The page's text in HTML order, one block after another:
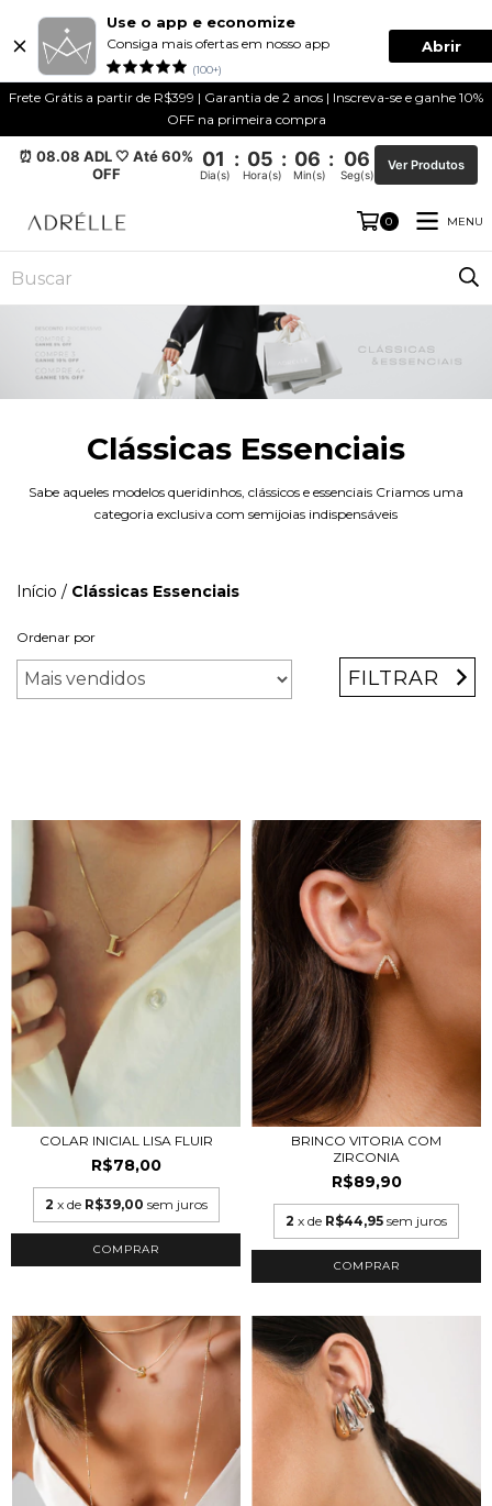
Use o app e economize
Consiga mais ofertas em nosso app
(100+)
Abrir
Frete Grátis a partir de R$399 | Garantia de 2 anos | Inscreva-se e ganhe 10%
OFF na primeira compra
⏰ 08.08 ADL 🤍 Até 60%
OFF
01 : 05 : 06 : 05
Dia(s) Hora(s) Min(s) Seg(s)
Ver Produtos
0 MENU
Clássicas Essenciais
Sabe aqueles modelos queridinhos, clássicos e essenciais Criamos uma
categoria exclusiva com semijoias indispensáveis
Início / Clássicas Essenciais
Ordenar por
FILTRAR
COLAR INICIAL LISA FLUIR
R$78,00
2 x de R$39,00 sem juros
COMPRAR
BRINCO VITORIA COM
ZIRCONIA
R$89,90
2 x de R$44,95 sem juros
COMPRAR